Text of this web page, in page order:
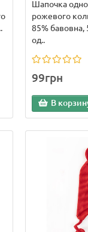
Шапочка
рожевого
85% бавовна,
од..
99грн
В